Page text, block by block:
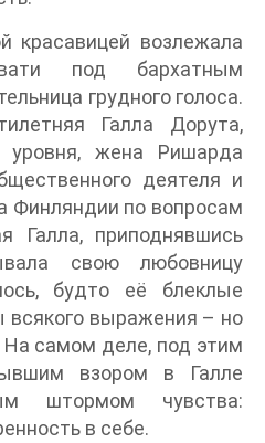
красавицей возлежала
под бархатным
грудного голоса.
Галла Дорута,
уровня, жена Ришарда
деятеля и
Финляндии по вопросам
Галла, приподнявшись
свою любовницу
будто её блеклые
всякого выражения – но
самом деле, под этим
взором в Галле
штормом чувства:
в себе.